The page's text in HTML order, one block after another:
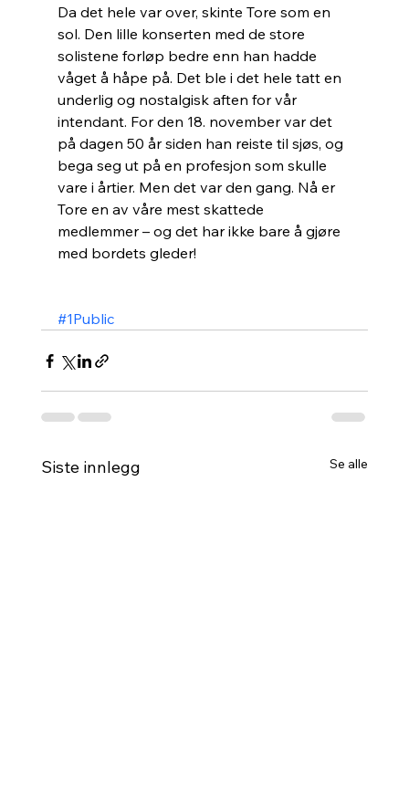
Da det hele var over, skinte Tore som en
sol. Den lille konserten med de store
solistene forløp bedre enn han hadde
våget å håpe på. Det ble i det hele tatt en
underlig og nostalgisk aften for vår
intendant. For den 18. november var det
på dagen 50 år siden han reiste til sjøs, og
bega seg ut på en profesjon som skulle
vare i årtier. Men det var den gang. Nå er
Tore en av våre mest skattede
medlemmer – og det har ikke bare å gjøre
med bordets gleder!
#1Public
Siste innlegg Se alle